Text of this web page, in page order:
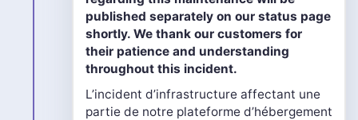
published separately on our status page
shortly. We thank our customers for
their patience and understanding
throughout this incident.
L’incident d’infrastructure affectant une
partie de notre plateforme d’hébergement